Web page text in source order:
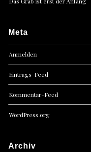
Meta
Anmelden
Eintrags-Feed
Kommentar-Feed
WordPress.org
Archiv